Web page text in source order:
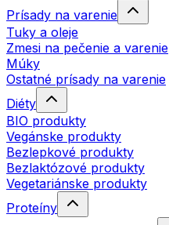
Prísady na varenie
Tuky a oleje
Zmesi na pečenie a varenie
Múky
Ostatné prísady na varenie
Diéty
BIO produkty
Vegánske produkty
Bezlepkové produkty
Bezlaktózové produkty
Vegetariánske produkty
Proteíny